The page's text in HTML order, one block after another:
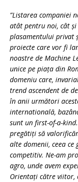
”Listarea companiei
atât pentru noi, cât
plasamentului privat
proiecte care vor fi
noastre de Machine
unice pe piața din
domeniu care,
trend ascendent de
în anii următori
internatională,
sunt un first-of-a-
pregătiți să
alte domenii, ceea ce
competitiv. Ne-am
agro, unde avem
Orientați către viitor,